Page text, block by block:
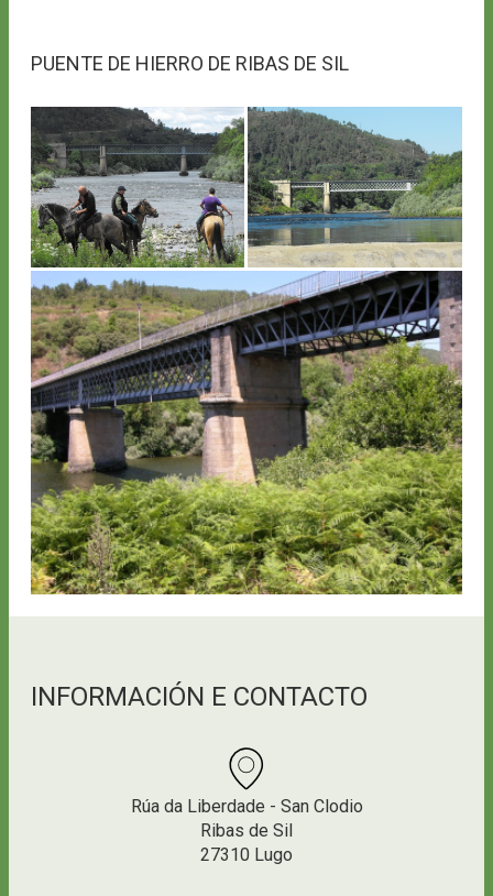
PUENTE DE HIERRO DE RIBAS DE SIL
INFORMACIÓN E CONTACTO
Rúa da Liberdade - San Clodio
Ribas de Sil
27310 Lugo